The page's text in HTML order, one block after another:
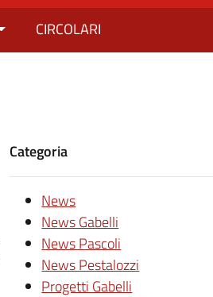
CIRCOLARI
Categoria
News
News Gabelli
News Pascoli
News Pestalozzi
Progetti Gabelli